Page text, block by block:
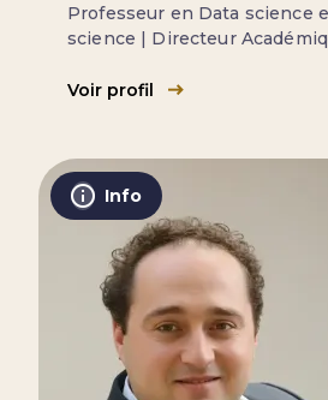
Professeur en Data science
science | Directeur
Voir profil
Info